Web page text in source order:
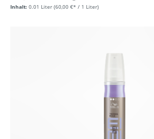
Inhalt: 0.01 Liter (60,00 €* / 1 Liter)